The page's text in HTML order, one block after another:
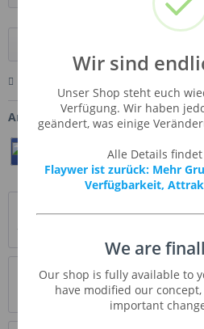
Artikel-Nr.: TFA-
Twittern Pin
* Beschreibung folgt *
Bewertungen
0
Bewertungen lesen, schreiben
Wir sind
Unser Shop steht euch
Verfügung. Wir haben
geändert, was einige
Alle Details
Flaywer ist zurück: Mehr
Verfügbarkeit,
We are
Our shop is fully available to
have modified our
important